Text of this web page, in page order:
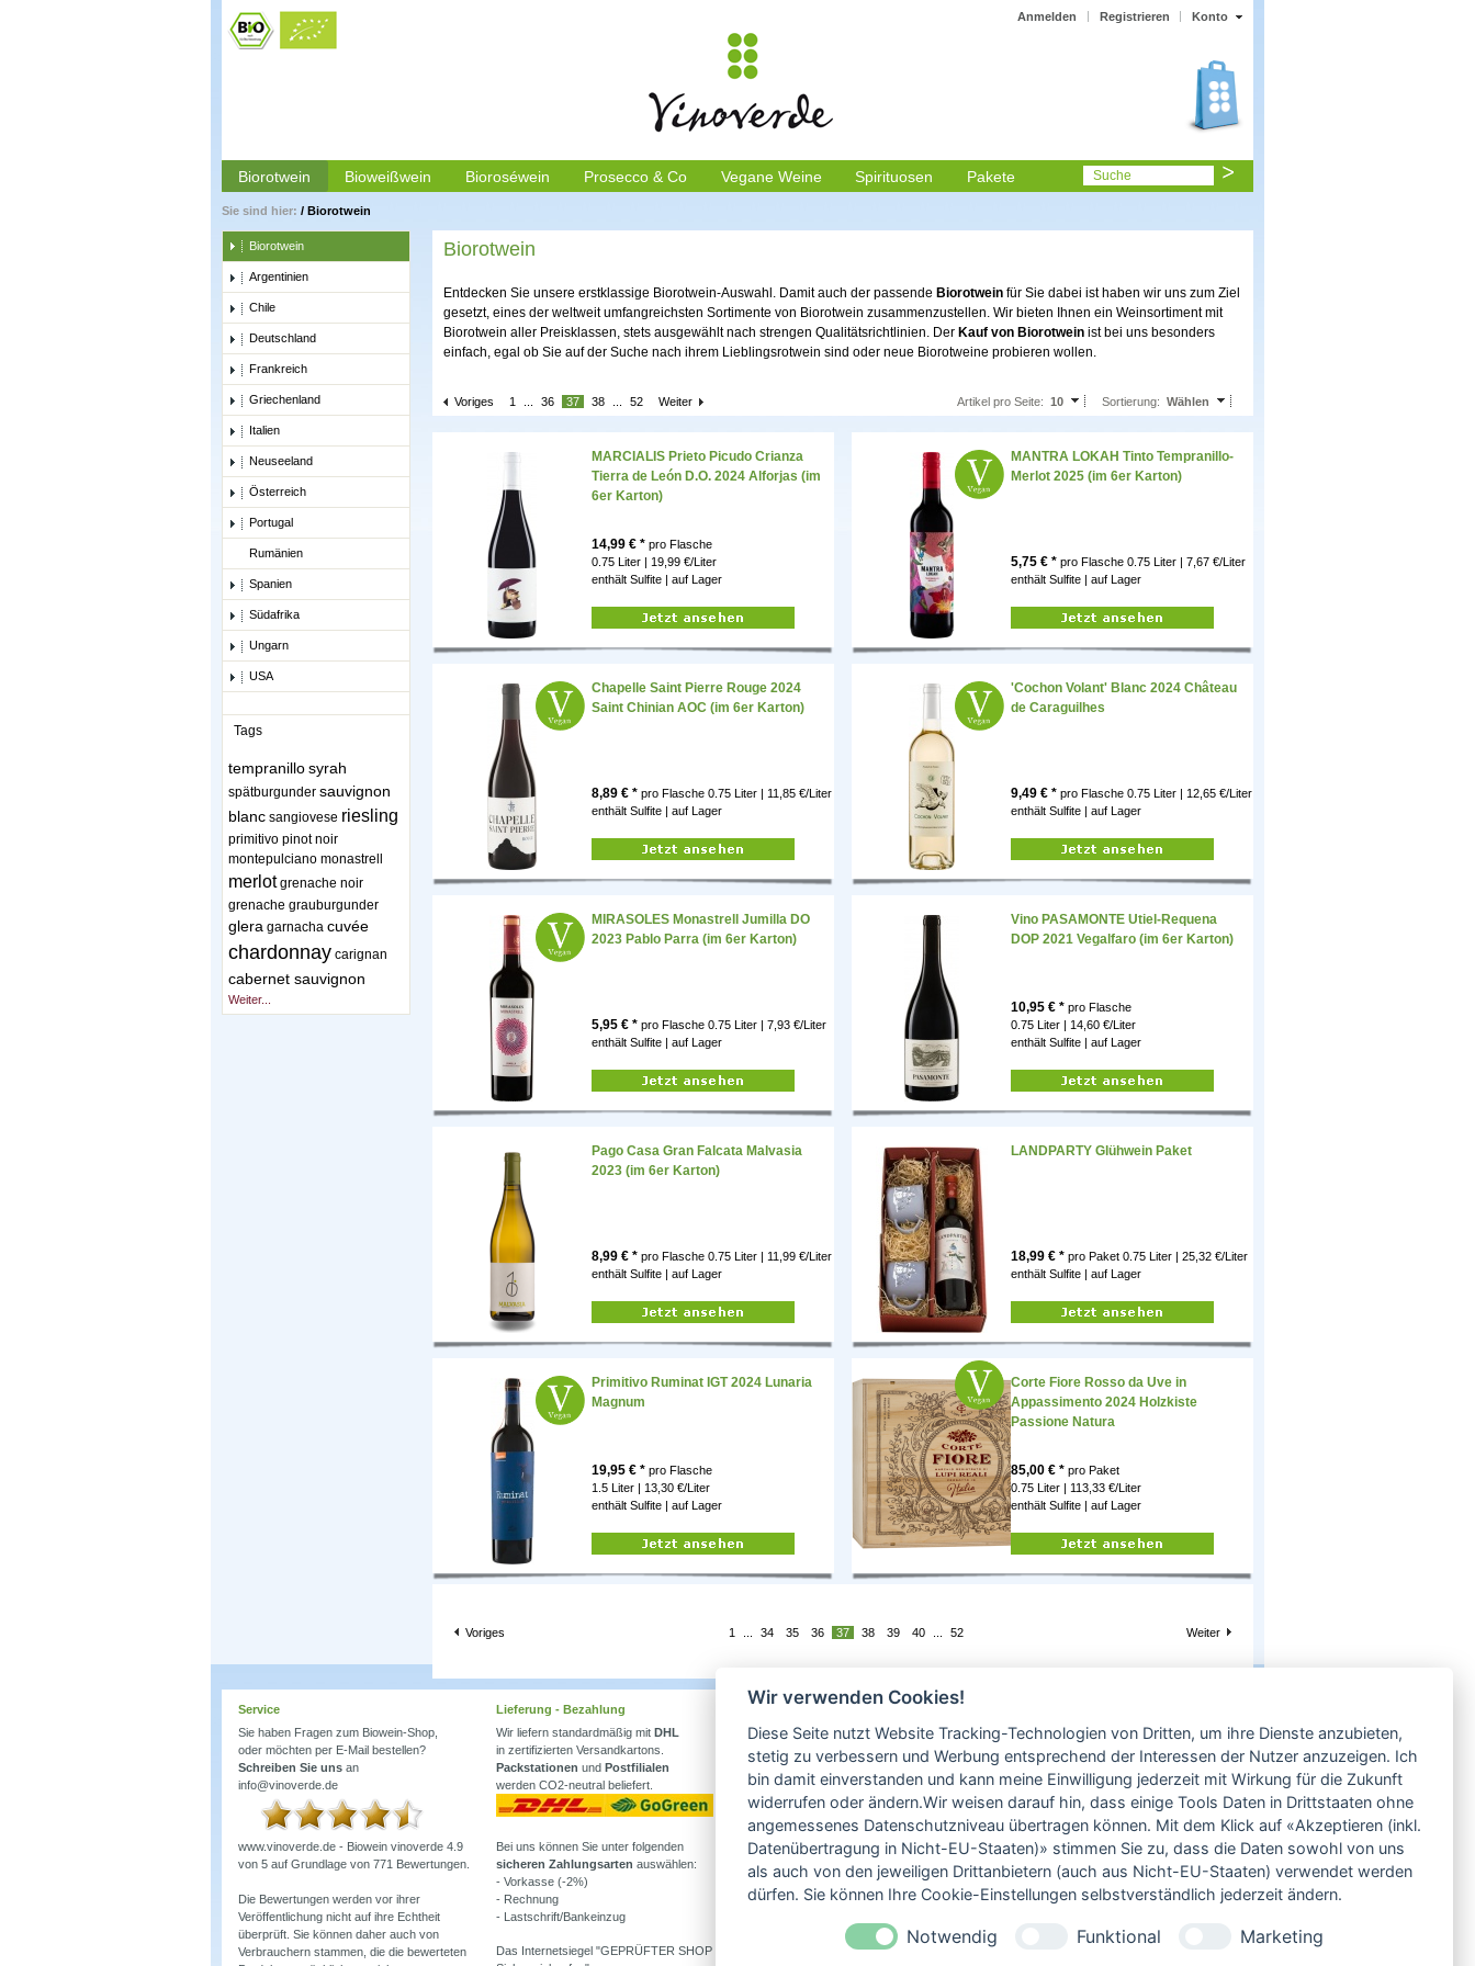
Konto
Anmelden Registrieren
Biorotwein Bioweißwein Bioroséwein Prosecco & Co Vegane Weine Spirituosen Pakete Suche
Sie sind hier: / Biorotwein
Biorotwein
Argentinien
Chile
Deutschland
Frankreich
Griechenland
Italien
Neuseeland
Österreich
Portugal
Rumänien
Spanien
Südafrika
Ungarn
USA
Tags
tempranillosyrah
spätburgunder sauvignon
blanc sangiovese riesling
primitivo pinot noir
montepulciano monastrell
merlot grenache noir
grenache grauburgunder
glera garnacha cuvée
chardonnay carignan
cabernet sauvignon
Weiter...
Biorotwein
Entdecken Sie unsere erstklassige Biorotwein-Auswahl. Damit auch der passende Biorotwein für Sie dabei ist haben wir uns zum Ziel
gesetzt, eines der weltweit umfangreichsten Sortimente von Biorotwein zusammenzustellen. Wir bieten Ihnen ein Weinsortiment mit
Biorotwein aller Preisklassen, stets ausgewählt nach strengen Qualitätsrichtlinien. Der Kauf von Biorotwein ist bei uns besonders
einfach, egal ob Sie auf der Suche nach ihrem Lieblingsrotwein sind oder neue Biorotweine probieren wollen.
Voriges 1 36 37 38 52 Weiter Sortierung: Wählen
Artikel pro Seite: 10
MARCIALIS Prieto Picudo Crianza
Tierra de León D.O. 2024 Alforjas (im
6er Karton)
14,99 € * pro Flasche
0.75 Liter | 19,99 €/Liter
enthält Sulfite | auf Lager
MANTRA LOKAH Tinto Tempranillo-
Merlot 2025 (im 6er Karton)
5,75 € * pro Flasche 0.75 Liter | 7,67 €/Liter
enthält Sulfite | auf Lager
Chapelle Saint Pierre Rouge 2024
Saint Chinian AOC (im 6er Karton)
8,89 € * pro Flasche 0.75 Liter | 11,85 €/Liter
enthält Sulfite | auf Lager
'Cochon Volant' Blanc 2024 Château
de Caraguilhes
9,49 € * pro Flasche 0.75 Liter | 12,65 €/Liter
enthält Sulfite | auf Lager
MIRASOLES Monastrell Jumilla DO
2023 Pablo Parra (im 6er Karton)
5,95 € * pro Flasche 0.75 Liter | 7,93 €/Liter
enthält Sulfite | auf Lager
Vino PASAMONTE Utiel-Requena
DOP 2021 Vegalfaro (im 6er Karton)
10,95 € * pro Flasche
0.75 Liter | 14,60 €/Liter
enthält Sulfite | auf Lager
Pago Casa Gran Falcata Malvasia
2023 (im 6er Karton)
8,99 € * pro Flasche 0.75 Liter | 11,99 €/Liter
enthält Sulfite | auf Lager
LANDPARTY Glühwein Paket
18,99 € * pro Paket 0.75 Liter | 25,32 €/Liter
enthält Sulfite | auf Lager
Primitivo Ruminat IGT 2024 Lunaria
Magnum
19,95 € * pro Flasche
1.5 Liter | 13,30 €/Liter
enthält Sulfite | auf Lager
Corte Fiore Rosso da Uve in
Appassimento 2024 Holzkiste
Passione Natura
85,00 € * pro Paket
0.75 Liter | 113,33 €/Liter
enthält Sulfite | auf Lager
Voriges 1 34 35 36 37 38 39 40 52 Weiter
Service
Sie haben Fragen zum Biowein-Shop,
oder möchten per E-Mail bestellen?
Schreiben Sie uns an
info@vinoverde.de
www.vinoverde.de - Biowein vinoverde 4.9
von 5 auf Grundlage von 771 Bewertungen.
Die Bewertungen werden vor ihrer
Veröffentlichung nicht auf ihre Echtheit
überprüft. Sie können daher auch von
Verbrauchern stammen, die die bewerteten
Lieferung - Bezahlung
Wir liefern standardmäßig mit DHL
in zertifizierten Versandkartons.
Packstationen und Postfilialen
werden CO2-neutral beliefert.
Bei uns können Sie unter folgenden
sicheren Zahlungsarten auswählen:
- Vorkasse (-2%)
- Rechnung
- Lastschrift/Bankeinzug
Das Internetsiegel "GEPRÜFTER SHOP –
Wissenswertes
Erfahren Sie mehr über
Biowein in unserem Blog
oder Folgen Sie uns!
Facebook
Instagram
Veganer Wein
Was ist Weinstein?
Neben einem ausgesuchten Sortiment an
Biowein, Biospirituosen und Biofeinkost bieten
wir Ihnen u.a. folgende
Vorteile
große Auswahl
nur 5,79 EUR Versand (DE)
ab 95 EUR frei Haus (DE)
14 Tage Rückgaberecht
sichere Zahlung
Kauf auf Rechnung
Bio-zertifizierter Shop
Wir verwenden Cookies!
Diese Seite nutzt Website Tracking-Technologien von Dritten, um ihre Dienste anzubieten,
stetig zu verbessern und Werbung entsprechend der Interessen der Nutzer anzuzeigen. Ich
bin damit einverstanden und kann meine Einwilligung jederzeit mit Wirkung für die Zukunft
widerrufen oder ändern.Wir weisen darauf hin, dass einige Tools Daten in Drittstaaten ohne
angemessenes Datenschutzniveau übertragen können. Mit dem Klick auf «Akzeptieren (inkl.
Datenübertragung in Nicht-EU-Staaten)» stimmen Sie zu, dass die Daten sowohl von uns
als auch von den jeweiligen Drittanbietern (auch aus Nicht-EU-Staaten) verwendet werden
dürfen. Sie können Ihre Cookie-Einstellungen selbstverständlich jederzeit ändern.
Notwendig Funktional Marketing